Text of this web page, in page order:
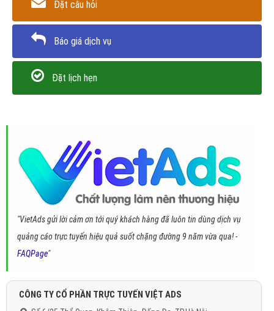
Đặt câu hỏi
Báo giá dịch vụ
Đặt lịch hẹn
"VietAds gửi lời cảm ơn tới quý khách hàng đã luôn tin dùng dịch vụ
quảng cáo trực tuyến hiệu quả suốt chặng đường 9 năm vừa qua! -
FAQPage"
CÔNG TY CỔ PHẦN TRỰC TUYẾN VIỆT ADS